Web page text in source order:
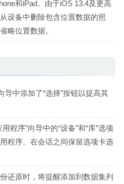
和iPad。由于iOS 13.4及更高
设备中删除包含位置数据的照
略位置数据。
导中添加了“选择”按钮以提高其
程序”向导中的“设备”和“库”选项
程序。在会话之间保留选项卡选
还原时，将提醒添加到数据集列